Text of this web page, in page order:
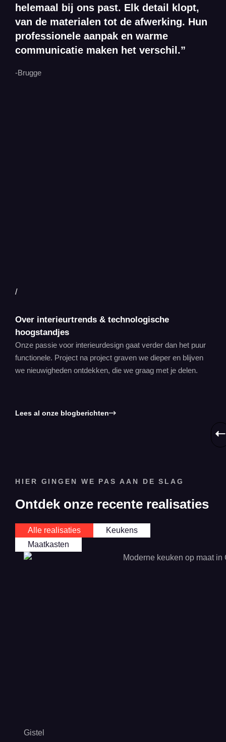
helemaal bij ons past. Elk detail klopt,
van de materialen tot de afwerking. Hun
professionele aanpak en warme
communicatie maken het verschil.”
-Brugge
/
Over interieurtrends & technologische
hoogstandjes
Onze passie voor interieurdesign gaat verder dan het puur
functionele. Project na project graven we dieper en blijven
we nieuwigheden ontdekken, die we graag met je delen.
Lees al onze blogberichten
HIER GINGEN WE PAS AAN DE SLAG
Ontdek onze recente realisaties
Keukens
Maatkasten
Alle realisaties
Gistel